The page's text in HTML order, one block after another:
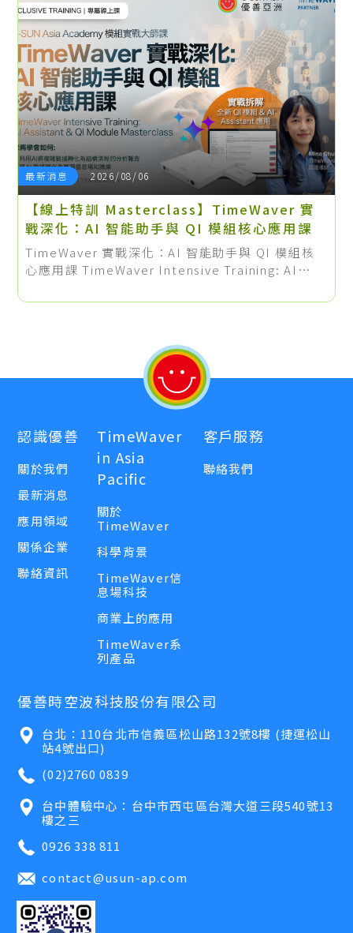
最新消息 2026/08/06
【線上特訓 Masterclass】TimeWaver 實
戰深化：AI 智能助手與 QI 模組核心應用課
TimeWaver 實戰深化：AI 智能助手與 QI 模組核
心應用課 TimeWaver Intensive Training: AI
前都要花好幾個小時備課？這場 90 分鐘的純實戰線
備序號即可享全程免費。
認識優善
關於我們
最新消息
應用領域
關係企業
聯絡資訊
TimeWaver
in Asia
Pacific
關於
TimeWaver
科學背景
TimeWaver信
息場科技
商業上的應用
TimeWaver系
列產品
客戶服務
聯絡我們
優善時空波科技股份有限公司
台北：110台北市信義區松山路132號8樓 (捷運松山
站4號出口)
(02)2760 0839
台中體驗中心：台中市西屯區台灣大道三段540號13
樓之三
0926 338 811
contact@usun-ap.com